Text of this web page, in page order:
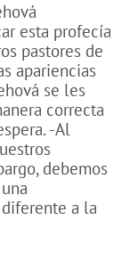
esta profecía
pastores de
apariencias
se les
correcta
-Al
debemos
a la